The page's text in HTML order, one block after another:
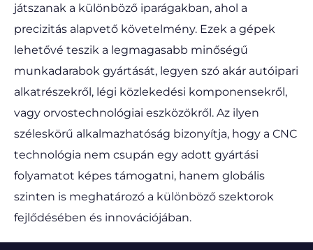
játszanak a különböző iparágakban, ahol a
precizitás alapvető követelmény. Ezek a gépek
lehetővé teszik a legmagasabb minőségű
munkadarabok gyártását, legyen szó akár autóipari
alkatrészekről, légi közlekedési komponensekről,
vagy orvostechnológiai eszközökről. Az ilyen
széleskörű alkalmazhatóság bizonyítja, hogy a CNC
technológia nem csupán egy adott gyártási
folyamatot képes támogatni, hanem globális
szinten is meghatározó a különböző szektorok
fejlődésében és innovációjában.